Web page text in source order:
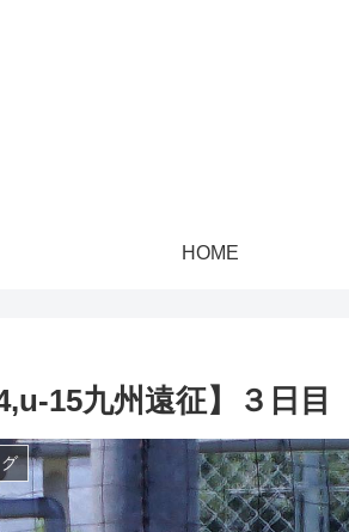
HOME
15九州遠征】３日目